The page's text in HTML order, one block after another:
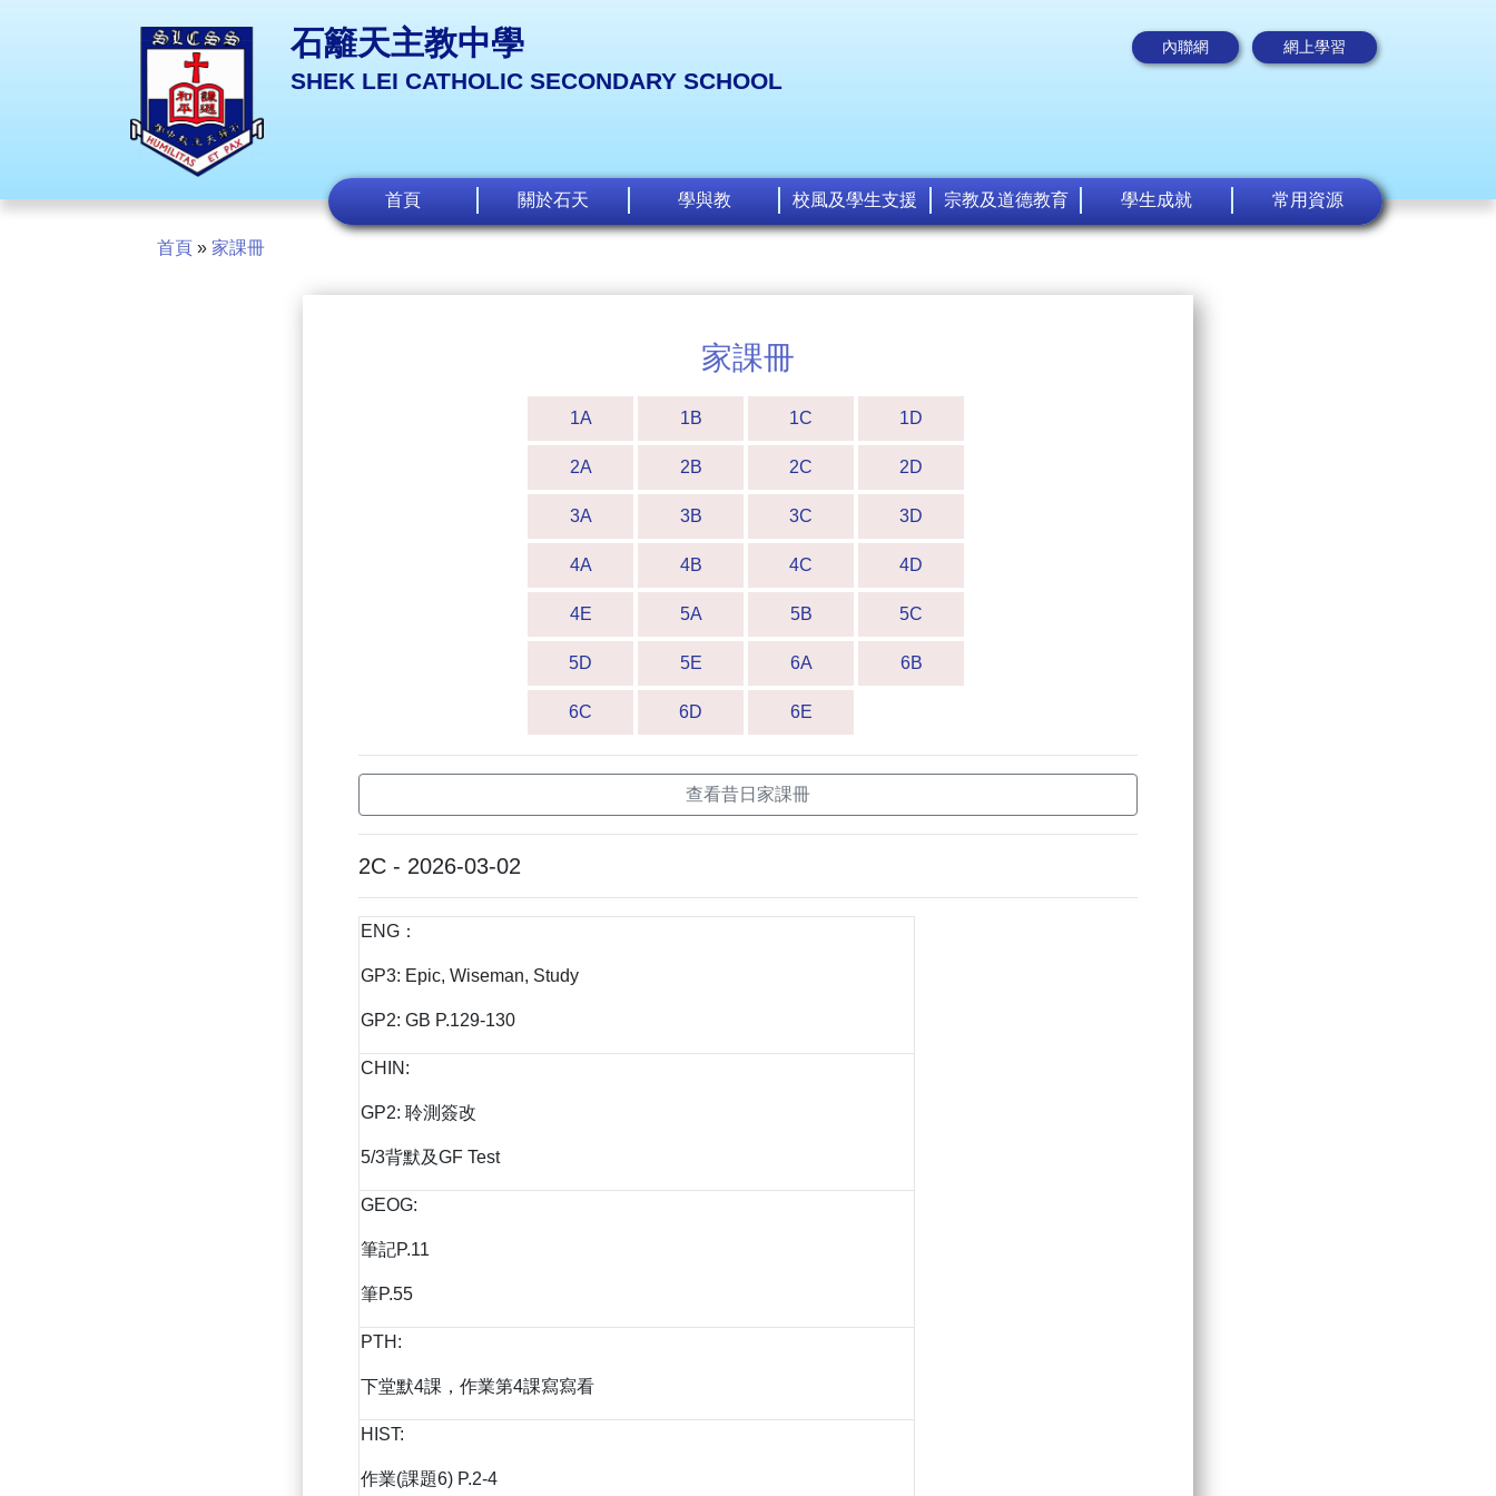
石籬天主教中學
SHEK LEI CATHOLIC SECONDARY SCHOOL
內聯網 網上學習
首頁 關於石天 學與教 校風及學生支援 宗教及道德教育 學生成就 常用資源
首頁 » 家課冊
家課冊
1A 1B 1C 1D
2A 2B 2C 2D
3A 3B 3C 3D
4A 4B 4C 4D
4E 5A 5B 5C
5D 5E 6A 6B
6C 6D 6E
查看昔日家課冊
2C - 2026-03-02
ENG：
GP3: Epic, Wiseman, Study
GP2: GB P.129-130
CHIN:
GP2: 聆測簽改
5/3背默及GF Test
GEOG:
筆記P.11
筆P.55
PTH:
下堂默4課，作業第4課寫寫看
HIST:
作業(課題6) P.2-4